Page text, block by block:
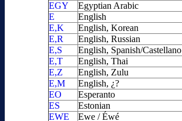
EGY
Egyptian Arabic
E
English
E,K
English, Korean
E,R
English, Russian
E,S
English, Spanish/Castellano
E,T
English, Thai
E,Z
English, Zulu
E,M
English, ¿?
EO
Esperanto
ES
Estonian
EWE
Ewe / Éwé